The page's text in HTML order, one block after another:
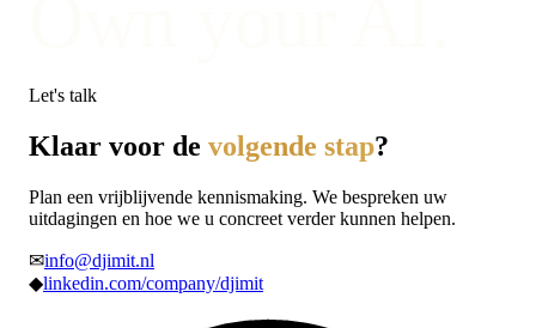
Let's talk
Klaar voor de volgende stap?
Plan een vrijblijvende kennismaking. We bespreken uw
uitdagingen en hoe we u concreet verder kunnen helpen.
✉info@djimit.nl
◆linkedin.com/company/djimit